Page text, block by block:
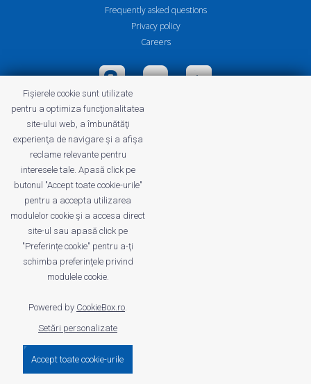
Frequently asked questions
Privacy policy
Careers
profitshare.ro
© 2026Conversion Marketing SRL
CUI: RO18350386
Operator of personal data no. 28184
Fișierele cookie sunt utilizate
pentru a optimiza funcţionalitatea
site-ului web, a îmbunătăţi
experienţa de navigare şi a afişa
reclame relevante pentru
interesele tale. Apasă click pe
butonul "Accept toate cookie-urile"
pentru a accepta utilizarea
modulelor cookie şi a accesa direct
site-ul sau apasă click pe
"Preferințe cookie" pentru a-ţi
schimba preferinţele privind
modulele cookie.
Powered by CookieBox.ro.
Setări personalizate
Accept toate cookie-urile